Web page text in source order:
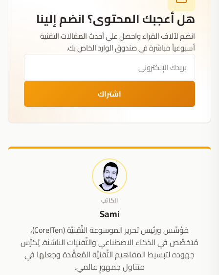
هل أعجبك المحتوى؟ انضم إلينا
انضم لآلاف القراء واحصل على أحدث المقالات التقنية
أسبوعياً مباشرة في صندوق الوارد الخاص بك.
اشتراك
الكاتب
Sami
مُؤسِّس ورئيس تحرير الموسوعة التِّقنيَّة (CoreITen)،
مُتخصِّص في الذكاء الاصطناعي والتِّقنيات الناشئة. يُكرِّس
جهوده لتبسيط المفاهيم التِّقنيَّة المُعقَّدة وجعلها في
متناول جمهورٍ عالمي.